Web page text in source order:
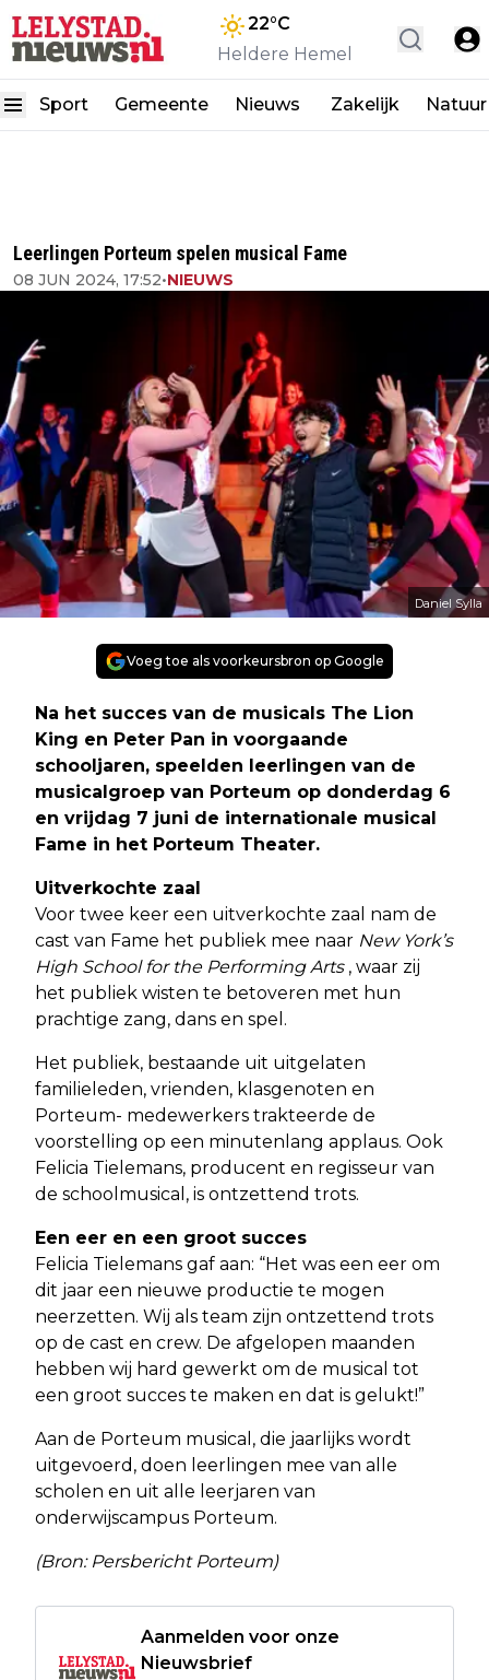
22°C
Heldere Hemel
Sport Gemeente Nieuws Zakelijk Natuur
Leerlingen Porteum spelen musical Fame
08 JUN 2024, 17:52•NIEUWS
Daniel Sylla
Voeg toe als voorkeursbron op Google
Na het succes van de musicals The Lion
King en Peter Pan in voorgaande
schooljaren, speelden leerlingen van de
musicalgroep van Porteum op donderdag 6
en vrijdag 7 juni de internationale musical
Fame in het Porteum Theater.
Uitverkochte zaal
Voor twee keer een uitverkochte zaal nam de
cast van Fame het publiek mee naar New York’s
High School for the Performing Arts , waar zij
het publiek wisten te betoveren met hun
prachtige zang, dans en spel.
Het publiek, bestaande uit uitgelaten
familieleden, vrienden, klasgenoten en
Porteum- medewerkers trakteerde de
voorstelling op een minutenlang applaus. Ook
Felicia Tielemans, producent en regisseur van
de schoolmusical, is ontzettend trots.
Een eer en een groot succes
Felicia Tielemans gaf aan: “Het was een eer om
dit jaar een nieuwe productie te mogen
neerzetten. Wij als team zijn ontzettend trots
op de cast en crew. De afgelopen maanden
hebben wij hard gewerkt om de musical tot
een groot succes te maken en dat is gelukt!”
Aan de Porteum musical, die jaarlijks wordt
uitgevoerd, doen leerlingen mee van alle
scholen en uit alle leerjaren van
onderwijscampus Porteum.
(Bron: Persbericht Porteum)
Aanmelden voor onze
Nieuwsbrief